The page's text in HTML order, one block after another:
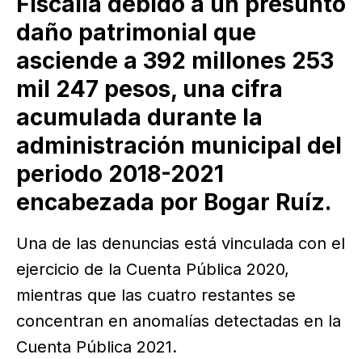
daño patrimonial que
asciende a 392 millones 253
mil 247 pesos, una cifra
acumulada durante la
administración municipal del
periodo 2018-2021
encabezada por Bogar Ruíz.
Una de las denuncias está vinculada con el
ejercicio de la Cuenta Pública 2020,
mientras que las cuatro restantes se
concentran en anomalías detectadas en la
Cuenta Pública 2021.